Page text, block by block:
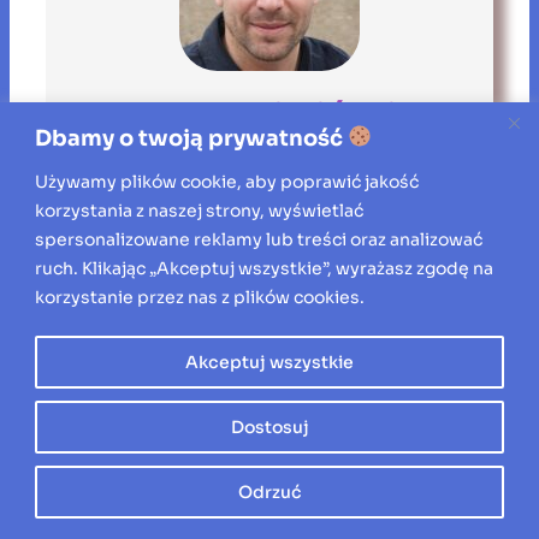
Dbamy o twoją prywatność
Używamy plików cookie, aby poprawić jakość
korzystania z naszej strony, wyświetlać
spersonalizowane reklamy lub treści oraz analizować
ruch. Klikając „Akceptuj wszystkie”, wyrażasz zgodę na
korzystanie przez nas z plików cookies.
Dostosuj
Odrzuć
Akceptuj wszystkie
Paweł Zieliński
Specjalizuje się w nowoczesnych
technologiach budowlanych i zrównoważonym
rozwoju urbanistycznym. Z pasją śledzi
najnowsze trendy w architekturze oraz
godzinach zgłębia historię architektury i jej
wpływ na rozwój społeczności miejskich.
Zobacz też inne wpisy